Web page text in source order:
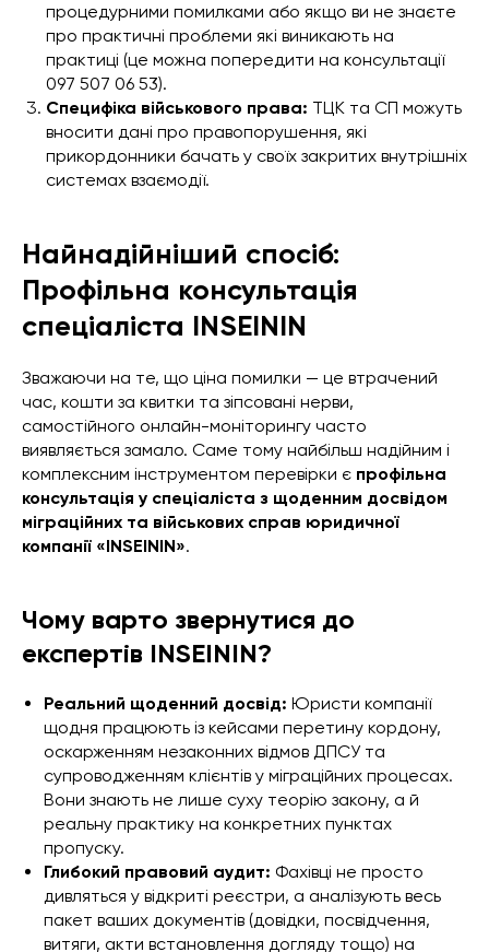
процедурними помилками або якщо ви не знаєте
про практичні проблеми які виникають на
практиці (це можна попередити на консультації
097 507 06 53).
Специфіка військового права: ТЦК та СП можуть
вносити дані про правопорушення, які
прикордонники бачать у своїх закритих внутрішніх
системах взаємодії.
Найнадійніший спосіб:
Профільна консультація
спеціаліста INSEININ
Зважаючи на те, що ціна помилки — це втрачений
час, кошти за квитки та зіпсовані нерви,
самостійного онлайн-моніторингу часто
виявляється замало. Саме тому найбільш надійним і
комплексним інструментом перевірки є профільна
консультація у спеціаліста з щоденним досвідом
міграційних та військових справ юридичної
компанії «INSEININ».
Чому варто звернутися до
експертів INSEININ?
Реальний щоденний досвід: Юристи компанії
щодня працюють із кейсами перетину кордону,
оскарженням незаконних відмов ДПСУ та
супроводженням клієнтів у міграційних процесах.
Вони знають не лише суху теорію закону, а й
реальну практику на конкретних пунктах
пропуску.
Глибокий правовий аудит: Фахівці не просто
дивляться у відкриті реєстри, а аналізують весь
пакет ваших документів (довідки, посвідчення,
витяги, акти встановлення догляду тощо) на